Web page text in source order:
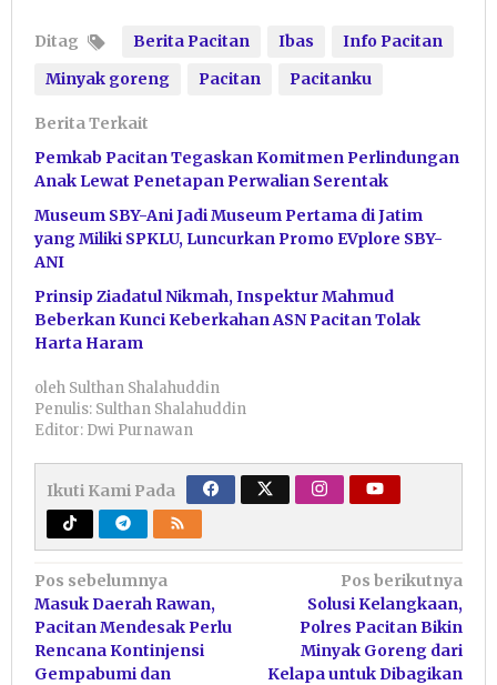
Ditag Berita Pacitan Ibas
Info Pacitan
Minyak goreng
Pacitan Pacitanku
Berita Terkait
Pemkab Pacitan Tegaskan Komitmen Perlindungan
Anak Lewat Penetapan Perwalian Serentak
Museum SBY-Ani Jadi Museum Pertama di Jatim
yang Miliki SPKLU, Luncurkan Promo EVplore SBY-
ANI
Prinsip Ziadatul Nikmah, Inspektur Mahmud
Beberkan Kunci Keberkahan ASN Pacitan Tolak
Harta Haram
oleh Sulthan Shalahuddin
Penulis: Sulthan Shalahuddin
Editor: Dwi Purnawan
Ikuti Kami Pada
Navigasi
pos
Pos sebelumnya
Masuk Daerah Rawan,
Pacitan Mendesak Perlu
Rencana Kontinjensi
Gempabumi dan
Pos berikutnya
Solusi Kelangkaan,
Polres Pacitan Bikin
Minyak Goreng dari
Kelapa untuk Dibagikan